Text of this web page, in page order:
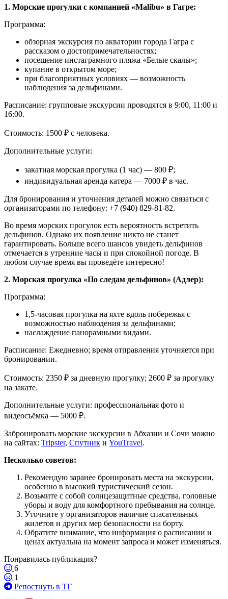
1. Морские прогулки с компанией «Malibu» в Гагре:
Программа:
обзорная экскурсия по акватории города Гагра с
рассказом о достопримечательностях;
посещение инстаграмного пляжа «Белые скалы»;
купание в открытом море;
при благоприятных условиях — возможность
наблюдения за дельфинами.
Расписание: групповые экскурсии проводятся в 9:00, 11:00 и
16:00.
Стоимость: 1500 ₽ с человека.
Дополнительные услуги:
закатная морская прогулка (1 час) — 800 ₽;
индивидуальная аренда катера — 7000 ₽ в час.
Для бронирования и уточнения деталей можно связаться с
организаторами по телефону: +7 (940) 829-81-82.
Во время морских прогулок есть вероятность встретить
дельфинов. Однако их появление никто не станет
гарантировать. Больше всего шансов увидеть дельфинов
отмечается в утренние часы и при спокойной погоде. В
любом случае время вы проведёте интересно!
2. Морская прогулка «По следам дельфинов» (Адлер):
Программа:
1,5-часовая прогулка на яхте вдоль побережья с
возможностью наблюдения за дельфинами;
наслаждение панорамными видами.
Расписание: Ежедневно; время отправления уточняется при
бронировании.
Стоимость: 2350 ₽ за дневную прогулку; 2600 ₽ за прогулку
на закате.
Дополнительные услуги: профессиональная фото и
видеосъёмка — 5000 ₽.
Забронировать морские экскурсии в Абхазии и Сочи можно
на сайтах: Tripster, Спутник и YouTravel.
Несколько советов:
Рекомендую заранее бронировать места на экскурсии,
особенно в высокий туристический сезон.
Возьмите с собой солнцезащитные средства, головные
уборы и воду для комфортного пребывания на солнце.
Уточните у организаторов наличие спасательных
жилетов и других мер безопасности на борту.
Обратите внимание, что информация о расписании и
ценах актуальна на момент запроса и может изменяться.
Понравилась публикация?
6
1
Репостнуть в ТГ